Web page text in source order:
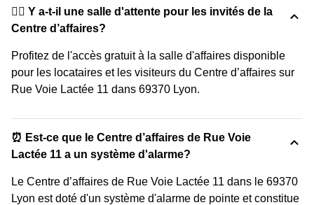
🙋‍♀️ Y a-t-il une salle d'attente pour les invités de la
Centre d’affaires?
Profitez de l'accès gratuit à la salle d'affaires disponible
pour les locataires et les visiteurs du Centre d’affaires sur
Rue Voie Lactée 11 dans 69370 Lyon.
⏰ Est-ce que le Centre d’affaires de Rue Voie
Lactée 11 a un système d'alarme?
Le Centre d’affaires de Rue Voie Lactée 11 dans le 69370
Lyon est doté d'un système d'alarme de pointe et constitue